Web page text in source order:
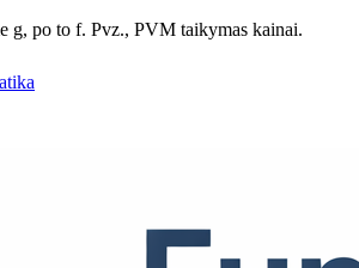
g, po to f. Pvz., PVM taikymas kainai.